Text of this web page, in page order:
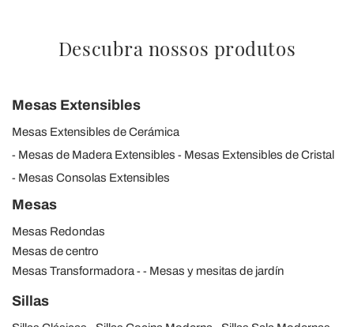
Descubra nossos produtos
Mesas Extensibles
Mesas Extensibles de Cerámica
Mesas de Madera Extensibles
Mesas Extensibles de Cristal
Mesas Consolas Extensibles
Mesas
Mesas Redondas
Mesas de centro
Mesas Transformadora
Mesas y mesitas de jardín
Sillas